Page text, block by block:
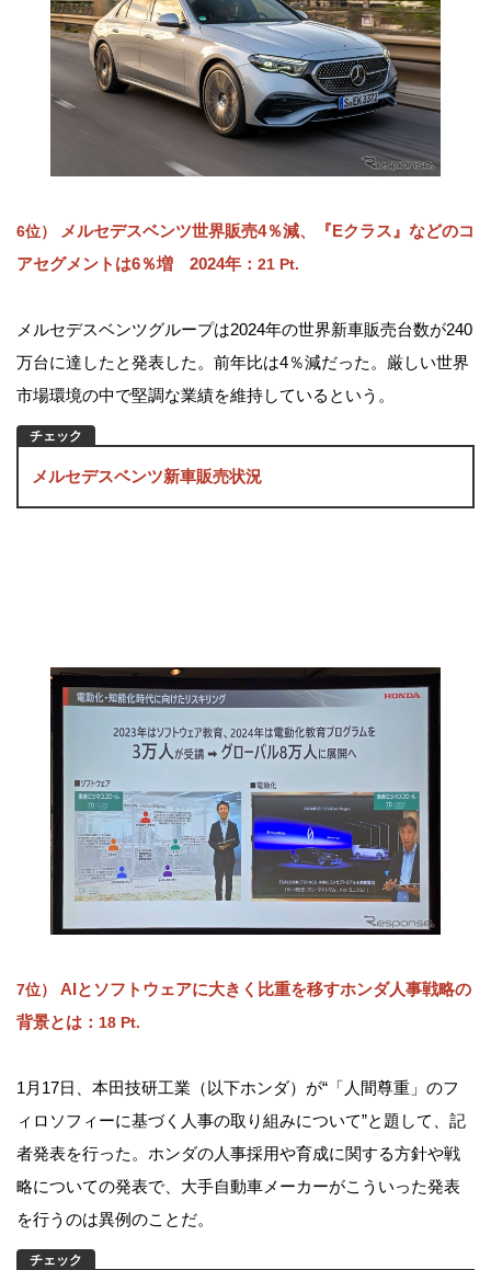
6位）
メルセデスベンツ世界販売4％減、『Eクラス』などのコ
アセグメントは6％増 2024年 ： 21 Pt.
メルセデスベンツグループは2024年の世界新車販売台数が240
万台に達したと発表した。前年比は4％減だった。厳しい世界
市場環境の中で堅調な業績を維持しているという。
メルセデスベンツ新車販売状況
7位）
AIとソフトウェアに大きく比重を移すホンダ人事戦略の
背景とは ： 18 Pt.
1月17日、本田技研工業（以下ホンダ）が“「人間尊重」のフ
ィロソフィーに基づく人事の取り組みについて”と題して、記
者発表を行った。ホンダの人事採用や育成に関する方針や戦
略についての発表で、大手自動車メーカーがこういった発表
を行うのは異例のことだ。